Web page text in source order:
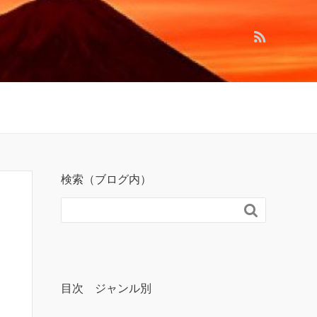
検索（ブログ内）

目次 ジャンル別